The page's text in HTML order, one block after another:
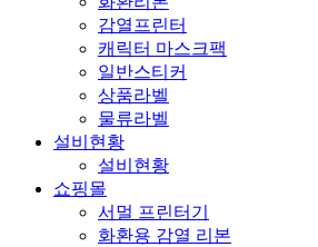
감열프린터
캐릭터 마스크팩
일반스티커
상품라벨
물류라벨
설비현황
설비현황
쇼핑몰
서멀 프린터기
화환용 감열 리본